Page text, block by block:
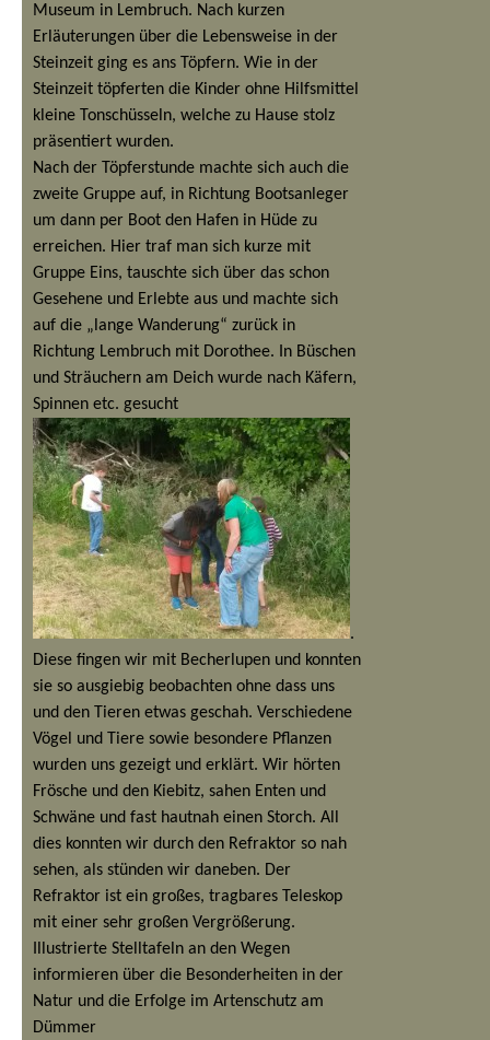
Museum in Lembruch. Nach kurzen
Erläuterungen über die Lebensweise in der
Steinzeit ging es ans Töpfern. Wie in der
Steinzeit töpferten die Kinder ohne Hilfsmittel
kleine Tonschüsseln, welche zu Hause stolz
präsentiert wurden.
Nach der Töpferstunde machte sich auch die
zweite Gruppe auf, in Richtung Bootsanleger
um dann per Boot den Hafen in Hüde zu
erreichen. Hier traf man sich kurze mit
Gruppe Eins, tauschte sich über das schon
Gesehene und Erlebte aus und machte sich
auf die „lange Wanderung“ zurück in
Richtung Lembruch mit Dorothee. In Büschen
und Sträuchern am Deich wurde nach Käfern,
Spinnen etc. gesucht
.
Diese fingen wir mit Becherlupen und konnten
sie so ausgiebig beobachten ohne dass uns
und den Tieren etwas geschah. Verschiedene
Vögel und Tiere sowie besondere Pflanzen
wurden uns gezeigt und erklärt. Wir hörten
Frösche und den Kiebitz, sahen Enten und
Schwäne und fast hautnah einen Storch. All
dies konnten wir durch den Refraktor so nah
sehen, als stünden wir daneben. Der
Refraktor ist ein großes, tragbares Teleskop
mit einer sehr großen Vergrößerung.
Illustrierte Stelltafeln an den Wegen
informieren über die Besonderheiten in der
Natur und die Erfolge im Artenschutz am
Dümmer